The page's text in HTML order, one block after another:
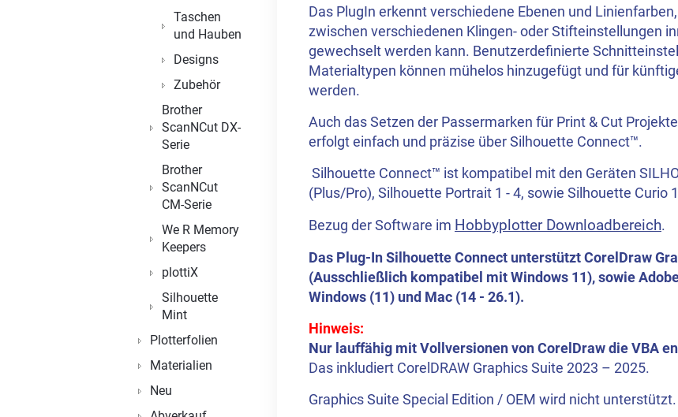
Das PlugIn erkennt verschiedene Ebenen und
zwischen verschiedenen Klingen- oder Stifteinstellungen
gewechselt werden kann. Benutzerdefinierte
Materialtypen können mühelos hinzugefügt und für
werden.
Auch das Setzen der Passermarken für Print & Cut
erfolgt einfach und präzise über Silhouette Connect™.
Silhouette Connect™ ist kompatibel mit den Geräten
(Plus/Pro), Silhouette Portrait 1 - 4, sowie Silhouette Curio
Bezug der Software im Hobbyplotter Downloadbereich.
Das Plug-In Silhouette Connect unterstützt CorelDraw
(Ausschließlich kompatibel mit Windows 11), sowie
Windows (11) und Mac (14 - 26.1).
Hinweis:
Nur lauffähig mit Vollversionen von CorelDraw die VBA
Das inkludiert CorelDRAW Graphics Suite 2023 – 2025.
Graphics Suite Special Edition / OEM wird nicht unterstützt.
Taschen
und Hauben
Designs
Zubehör
Brother
ScanNCut DX-
Serie
Brother
ScanNCut
CM-Serie
We R Memory
Keepers
plottiX
Silhouette
Mint
Plotterfolien
Materialien
Neu